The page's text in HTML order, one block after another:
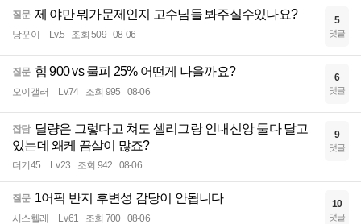
질문 제 야만 뭐가문제인지 고수님들 봐주실수있나요?
낭꾼이 Lv.5 조회 509 08-06
5
댓글
질문 힘 900 vs 물피 25% 어떤게 나을까요?
오이갤러 Lv.74 조회 995 08-06
6
댓글
잡담 딜량은 그렇다고 쳐도 셀리그랑 인내신앙 둘다 달고
있는데 왜케 끔살이 많죠?
더기45 Lv.23 조회 942 08-06
9
댓글
질문 1어픽 반지 후변성 감당이 안됩니다
시스헬레 Lv.61 조회 700 08-06
10
댓글